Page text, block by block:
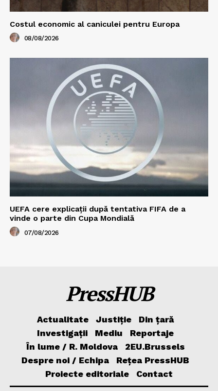
Costul economic al caniculei pentru Europa
08/08/2026
UEFA cere explicații după tentativa FIFA de a
vinde o parte din Cupa Mondială
07/08/2026
PressHUB
Actualitate Justiție
Din țară
Investigații
Mediu
Reportaje
În lume / R. Moldova
2EU.Brussels
Despre noi / Echipa
Rețea PressHUB
Proiecte editoriale
Contact